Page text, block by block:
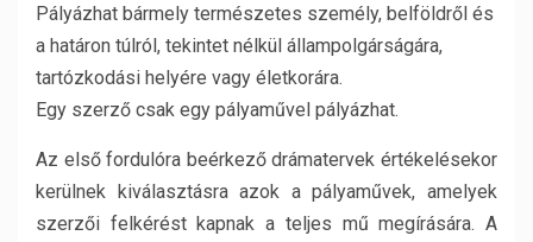
Pályázhat bármely természetes személy, belföldről és
a határon túlról, tekintet nélkül állampolgárságára,
tartózkodási helyére vagy életkorára.
Egy szerző csak egy pályaművel pályázhat.
Az első fordulóra beérkező drámatervek értékelésekor
kerülnek kiválasztásra azok a pályaművek, amelyek
szerzői felkérést kapnak a teljes mű megírására. A